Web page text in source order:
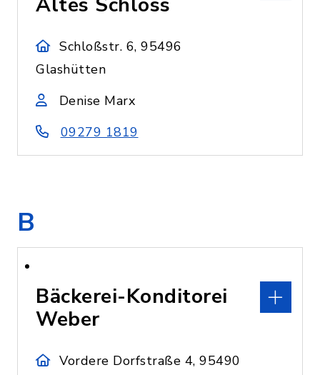
Schloßstr. 6, 95496
Glashütten
Denise Marx
09279 1819
B
Bäckerei-Konditorei
Weber
Vordere Dorfstraße 4, 95490